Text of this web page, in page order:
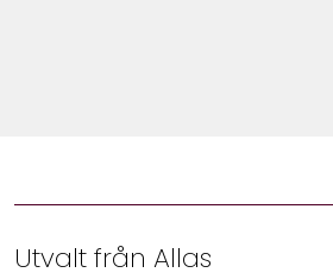
Utvalt från Allas